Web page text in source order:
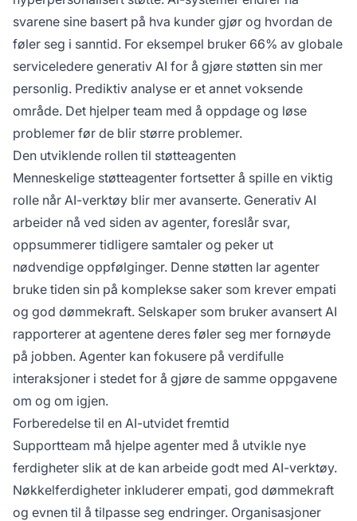
svarene sine basert på hva kunder gjør og hvordan de
føler seg i sanntid. For eksempel bruker 66% av globale
serviceledere generativ AI for å gjøre støtten sin mer
personlig. Prediktiv analyse er et annet voksende
område. Det hjelper team med å oppdage og løse
problemer før de blir større problemer.
Den utviklende rollen til støtteagenten
Menneskelige støtteagenter fortsetter å spille en viktig
rolle når AI-verktøy blir mer avanserte. Generativ AI
arbeider nå ved siden av agenter, foreslår svar,
oppsummerer tidligere samtaler og peker ut
nødvendige oppfølginger. Denne støtten lar agenter
bruke tiden sin på komplekse saker som krever empati
og god dømmekraft. Selskaper som bruker avansert AI
rapporterer at agentene deres føler seg mer fornøyde
på jobben. Agenter kan fokusere på verdifulle
interaksjoner i stedet for å gjøre de samme oppgavene
om og om igjen.
Forberedelse til en AI-utvidet fremtid
Supportteam må hjelpe agenter med å utvikle nye
ferdigheter slik at de kan arbeide godt med AI-verktøy.
Nøkkelferdigheter inkluderer empati, god dømmekraft
og evnen til å tilpasse seg endringer. Organisasjoner